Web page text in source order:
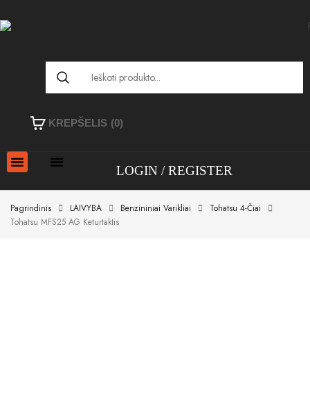
KREPŠELIS (0)
LOGIN REGISTER
Pagrindinis LAIVYBA Benzininiai Varikliai
Tohatsu 4-Čiai
Tohatsu MFS25 AG Keturtaktis